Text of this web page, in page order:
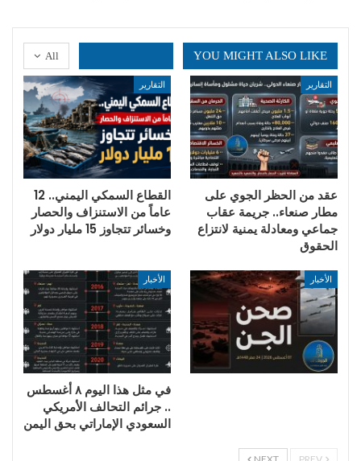
All YOU MIGHT ALSO LIKE
التقارير
عقد من الحظر الجوي على
مطار صنعاء.. جريمة عقاب
جماعي ومعادلة يمنية لانتزاع
الحقوق
التقارير
القطاع السمكي اليمني.. 12
عاماً من الاستنزاف والحصار
وخسائر تتجاوز 15 مليار دولار
الأخبار الأخبار
في مثل هذا اليوم ٨ أغسطس
.. جرائم التحالف الأمريكي
السعودي الإماراتي بحق اليمن